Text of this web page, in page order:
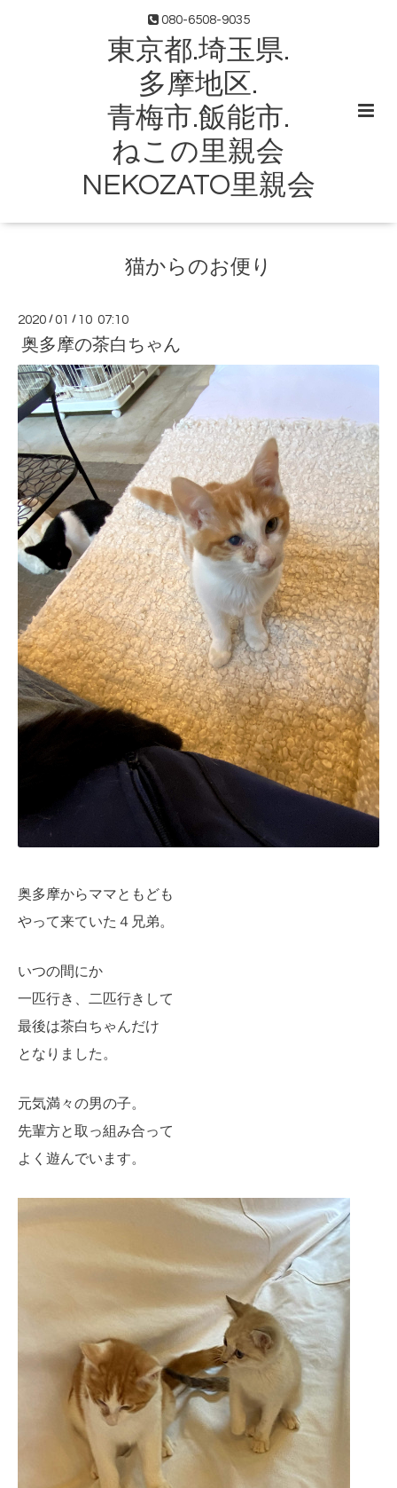
080-6508-9035
東京都.埼玉県.
多摩地区.
青梅市.飯能市.
ねこの里親会
NEKOZATO里親会
猫からのお便り
2020 /01 / 10 07:10
奥多摩の茶白ちゃん
奥多摩からママともども
やって来ていた４兄弟。
いつの間にか
一匹行き、二匹行きして
最後は茶白ちゃんだけ
となりました。
元気満々の男の子。
先輩方と取っ組み合って
よく遊んでいます。